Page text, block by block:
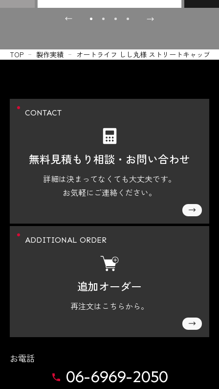
TOP 製作実績 オートライフ しし丸様 ストリートキャップ
CONTACT
無料見積もり相談・ お問い合わせ
詳細は決まってなくても大丈夫です。
お気軽にご連絡ください。
ADDITIONAL ORDER
追加オーダー
再注文はこちらから。
お電話
06-6969-2050